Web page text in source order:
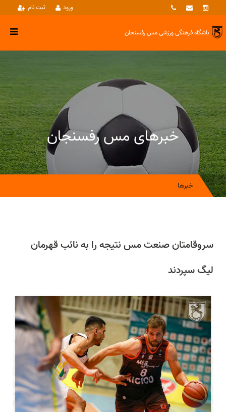
ثبت نام ورود
باشگاه فرهنگی ورزشیمس رفسنجان
خبرهای مس رفسنجان
خبرها
سروقامتان صنعت مس نتیجه را به نائب قهرمان
لیگ سپردند